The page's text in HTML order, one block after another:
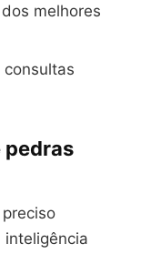
melhores
pedras
inteligência